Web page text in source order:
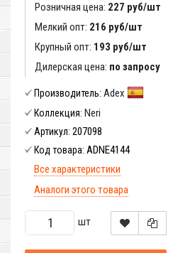
Розничная цена: 227 руб/шт
Мелкий опт: 216 руб/шт
Крупный опт: 193 руб/шт
Дилерская цена: по запросу
Производитель: Adex
Коллекция: Neri
Артикул: 207098
Код товара: ADNE4144
Все характеристики
Аналоги этого товара
шт